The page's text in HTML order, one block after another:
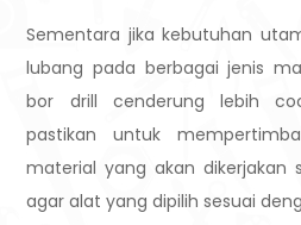
Sementara jika kebutuhan
lubang pada berbagai jenis
bor drill cenderung lebih
pastikan untuk
material yang akan dikerjakan
agar alat yang dipilih sesuai